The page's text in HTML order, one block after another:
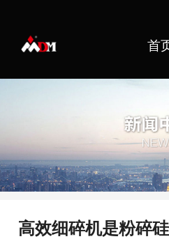
首
高效细碎机是粉碎